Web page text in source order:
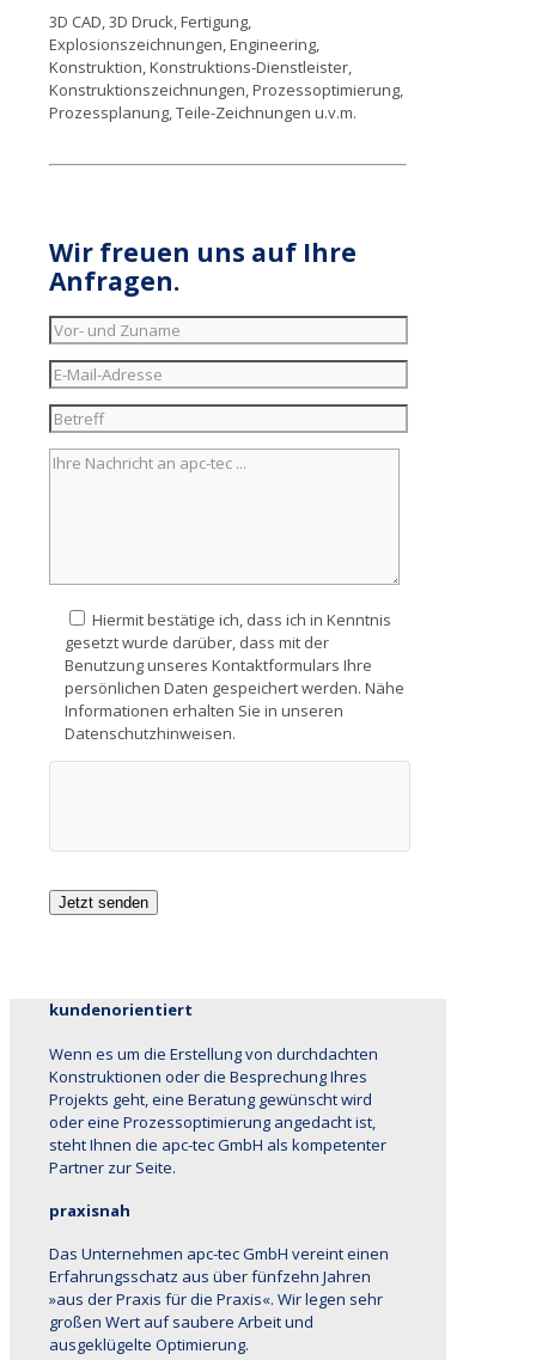
3D CAD, 3D Druck, Fertigung,
Explosionszeichnungen, Engineering,
Konstruktion, Konstruktions-Dienstleister,
Konstruktionszeichnungen, Prozessoptimierung,
Prozessplanung, Teile-Zeichnungen u.v.m.
Wir freuen uns auf Ihre
Anfragen.
Hiermit bestätige ich, dass ich in Kenntnis
gesetzt wurde darüber, dass mit der
Benutzung unseres Kontaktformulars Ihre
persönlichen Daten gespeichert werden. Nähe
Informationen erhalten Sie in unseren
Datenschutzhinweisen.
kundenorientiert
Wenn es um die Erstellung von durchdachten
Konstruktionen oder die Besprechung Ihres
Projekts geht, eine Beratung gewünscht wird
oder eine Prozessoptimierung angedacht ist,
steht Ihnen die apc-tec GmbH als kompetenter
Partner zur Seite.
praxisnah
Das Unternehmen apc-tec GmbH vereint einen
Erfahrungsschatz aus über fünfzehn Jahren
»aus der Praxis für die Praxis«. Wir legen sehr
großen Wert auf saubere Arbeit und
ausgeklügelte Optimierung.